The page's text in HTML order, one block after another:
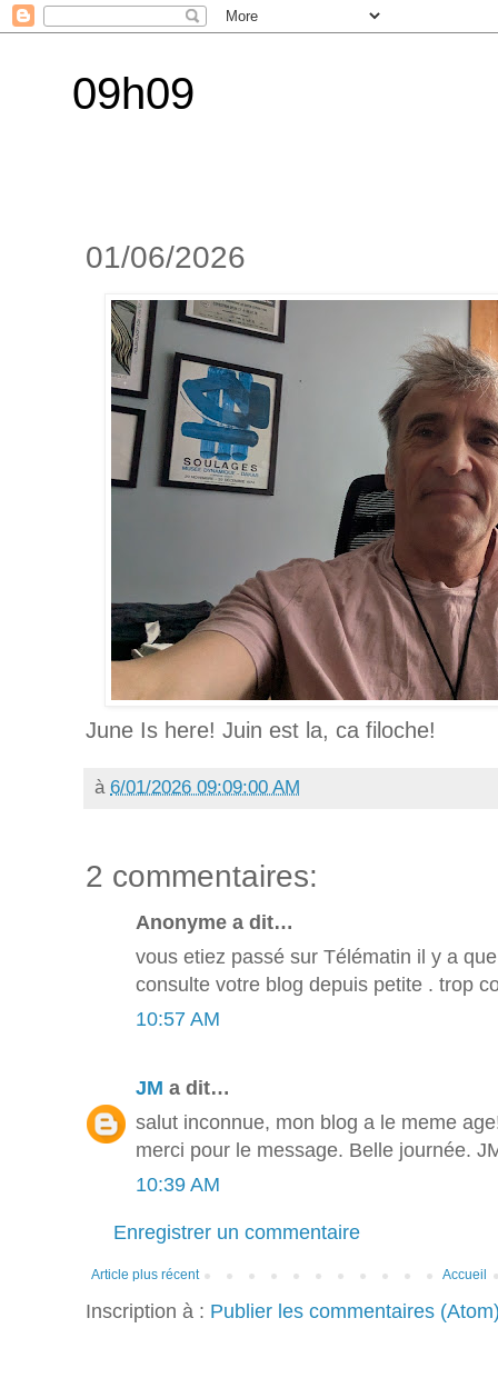
09h09
01/06/2026
June Is here! Juin est la, ca filoche!
à 6/01/2026 09:09:00 AM
2 commentaires:
Anonyme a dit…
vous etiez passé sur Télématin il y a
consulte votre blog depuis petite . trop
10:57 AM
JM a dit…
salut inconnue, mon blog a le meme
merci pour le message. Belle journée.
10:39 AM
Enregistrer un commentaire
Article plus récent Accueil
Inscription à : Publier les commentaires